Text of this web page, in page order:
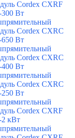
Cordex CXRF
300 Вт
Cordex CXRС
650 Вт
Cordex CXRС
400 Вт
Cordex CXRС
250 Вт
Cordex CXRF
2 кВт